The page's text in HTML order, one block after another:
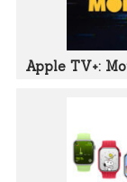
Apple TV+: